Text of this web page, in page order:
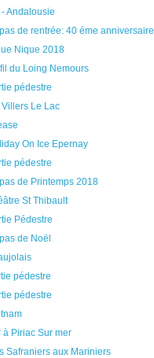
Andalousie
de rentrée: 40 éme anniversaire
Nique 2018
du Loing Nemours
pédestre
Le Lac
On Ice Epernay
pédestre
de Printemps 2018
St Thibault
Pédestre
de Noël
pédestre
pédestre
Piriac Sur mer
Safraniers aux Mariniers